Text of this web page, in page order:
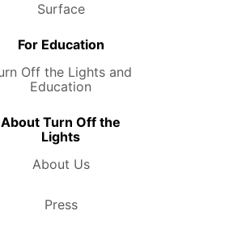
Surface
For Education
Off the Lights and
Education
About Turn Off the
Lights
About Us
Press